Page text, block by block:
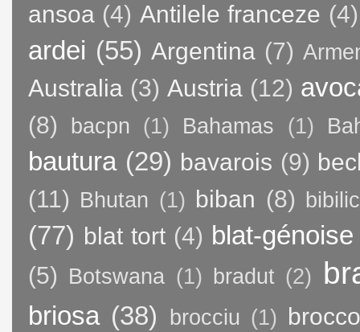
ansoa (4) Antilele franceze (4)
ardei (55) Argentina (7)
Australia (3) Austria (12)
(8) bacpn (1) Bahamas (1)
bautura (29) bavarois (9)
(11) Bhutan (1) biban (8)
(77) blat tort (4) blat-génoise
(5) Botswana (1) bradut (2)
briosa (38) brocciu (1)